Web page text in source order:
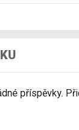
příspěvky.